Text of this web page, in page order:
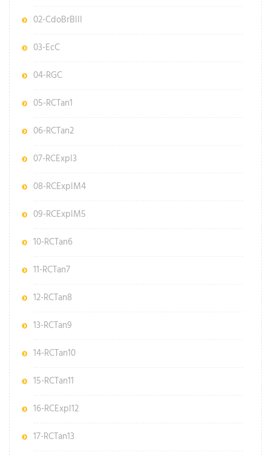
02-CdoBrBlII
03-EcC
04-RGC
05-RCTan1
06-RCTan2
07-RCExpl3
08-RCExplM4
09-RCExplM5
10-RCTan6
11-RCTan7
12-RCTan8
13-RCTan9
14-RCTan10
15-RCTan11
16-RCExpl12
17-RCTan13